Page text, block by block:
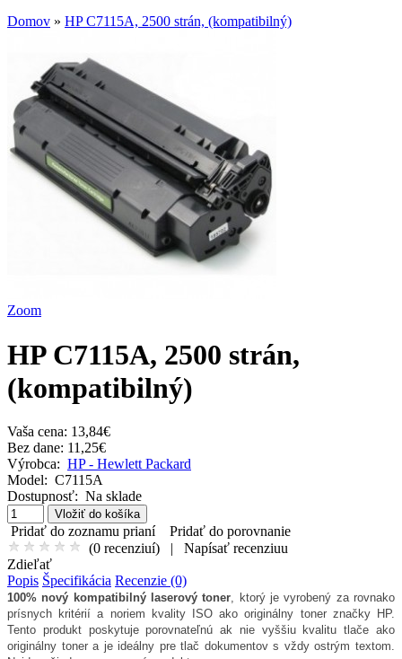
Domov » HP C7115A, 2500 strán, (kompatibilný)
Zoom
HP C7115A, 2500 strán,
(kompatibilný)
Vaša cena: 13,84€
Bez dane: 11,25€
Výrobca: HP - Hewlett Packard
Model: C7115A
Dostupnosť: Na sklade
Pridať do zoznamu prianí
Pridať do porovnanie
(0 recenziuí) |
Napísať recenziuu
Zdieľať
Popis Špecifikácia Recenzie (0)
100% nový kompatibilný laserový toner, ktorý je vyrobený za rovnako
prísnych kritérií a noriem kvality ISO ako originálny toner značky HP.
Tento produkt poskytuje porovnateľnú ak nie vyššiu kvalitu tlače ako
originálny toner a je ideálny pre tlač dokumentov s vždy ostrým textom.